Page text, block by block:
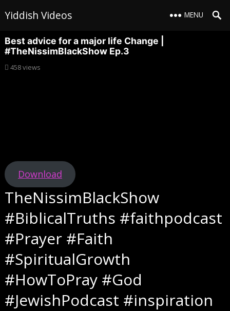
Yiddish Videos MENU
Best advice for a major life Change |
#TheNissimBlackShow Ep.3
458views
Download
TheNissimBlackShow
#BiblicalTruths #faithpodcast
#Prayer #Faith
#SpiritualGrowth
#HowToPray #God
#JewishPodcast #inspiration